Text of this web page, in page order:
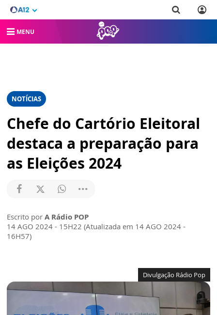
MENU
NOTÍCIAS
Chefe do Cartório Eleitoral
destaca a preparação para
as Eleições 2024
Escrito por A Rádio POP
14 AGO 2024 - 15H22 (Atualizada em 14 AGO 2024 -
16H57)
Divulgação Rádio Pop